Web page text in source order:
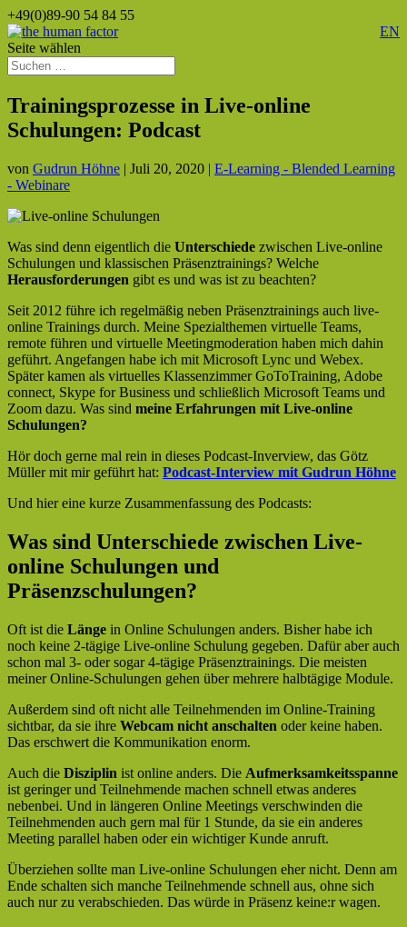
+49(0)89-90 54 84 55
EN
Seite wählen
Trainingsprozesse in Live-online
Schulungen: Podcast
von Gudrun Höhne | Juli 20, 2020 | E-Learning - Blended Learning
- Webinare
Was sind denn eigentlich die Unterschiede zwischen Live-online
Schulungen und klassischen Präsenztrainings? Welche
Herausforderungen gibt es und was ist zu beachten?
Seit 2012 führe ich regelmäßig neben Präsenztrainings auch live-
online Trainings durch. Meine Spezialthemen virtuelle Teams,
remote führen und virtuelle Meetingmoderation haben mich dahin
geführt. Angefangen habe ich mit Microsoft Lync und Webex.
Später kamen als virtuelles Klassenzimmer GoToTraining, Adobe
connect, Skype for Business und schließlich Microsoft Teams und
Zoom dazu. Was sind meine Erfahrungen mit Live-online
Schulungen?
Hör doch gerne mal rein in dieses Podcast-Inverview, das Götz
Müller mit mir geführt hat: Podcast-Interview mit Gudrun Höhne
Und hier eine kurze Zusammenfassung des Podcasts:
Was sind Unterschiede zwischen Live-
online Schulungen und
Präsenzschulungen?
Oft ist die Länge in Online Schulungen anders. Bisher habe ich
noch keine 2-tägige Live-online Schulung gegeben. Dafür aber auch
schon mal 3- oder sogar 4-tägige Präsenztrainings. Die meisten
meiner Online-Schulungen gehen über mehrere halbtägige Module.
Außerdem sind oft nicht alle Teilnehmenden im Online-Training
sichtbar, da sie ihre Webcam nicht anschalten oder keine haben.
Das erschwert die Kommunikation enorm.
Auch die Disziplin ist online anders. Die Aufmerksamkeitsspanne
ist geringer und Teilnehmende machen schnell etwas anderes
nebenbei. Und in längeren Online Meetings verschwinden die
Teilnehmenden auch gern mal für 1 Stunde, da sie ein anderes
Meeting parallel haben oder ein wichtiger Kunde anruft.
Überziehen sollte man Live-online Schulungen eher nicht. Denn am
Ende schalten sich manche Teilnehmende schnell aus, ohne sich
auch nur zu verabschieden. Das würde in Präsenz keine:r wagen.